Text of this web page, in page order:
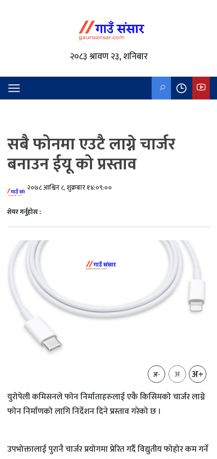
२०८३ श्रावण २३, शनिबार
सबै फोनमा एउटै लाग्ने चार्जर
बनाउन ईयू को प्रस्ताव
२०७८ आश्विन ८, शुक्रबार १४:०९:००
शेयर गर्नुहोस :
अ- अ अ+
युरोपेली कमिसनले फोन निर्माताहरुलाई एकै किसिमको चार्जर लाग्ने
फोन निर्माणको लागि निर्देशन दिने प्रस्ताव गरेको छ ।
उपभोक्तालाई पुरानै चार्जर प्रयोगमा प्रेरित गर्दै विद्युतीय फोहोर कम गर्ने